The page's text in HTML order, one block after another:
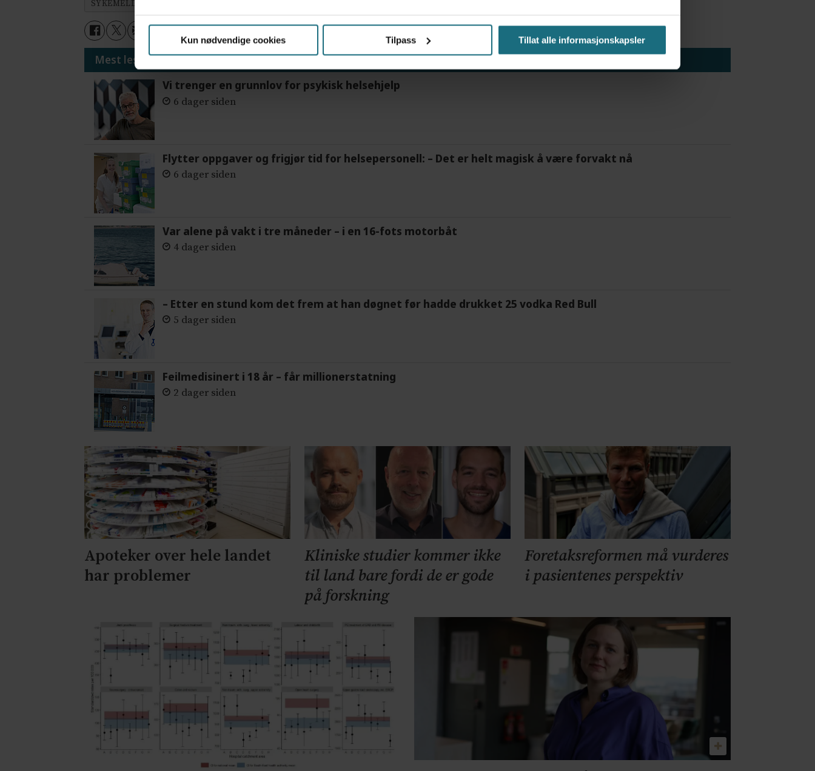
Kun nødvendige cookies Tilpass Tillat alle informasjonskapsler
SYKEMELDING
Mest lest siste syv dager:
Vi trenger en grunnlov for psykisk helsehjelp
6 dager siden
Flytter oppgaver og frigjør tid for helsepersonell: – Det er helt magisk å være forvakt nå
6 dager siden
Var alene på vakt i tre måneder – i en 16-fots motorbåt
4 dager siden
– Etter en stund kom det frem at han døgnet før hadde drukket 25 vodka Red Bull
5 dager siden
Feilmedisinert i 18 år – får millionerstatning
2 dager siden
Apoteker over hele landet
har problemer
Kliniske studier kommer ikke
til land bare fordi de er gode
på forskning
Foretaksreformen må vurderes
i pasientenes perspektiv